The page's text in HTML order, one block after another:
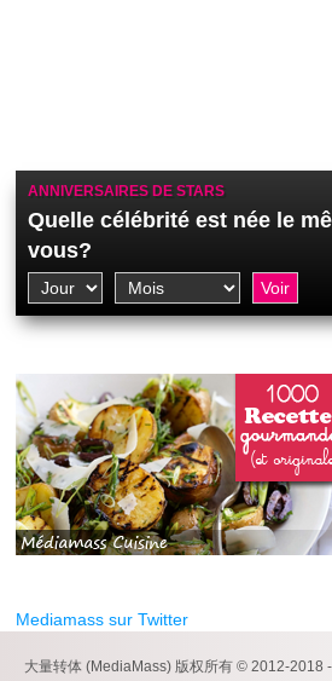
ANNIVERSAIRES DE STARS
Quelle célébrité est née le
vous?
Mediamass sur Twitter
大量转体 (MediaMass) 版权所有 © 2012-2018 -